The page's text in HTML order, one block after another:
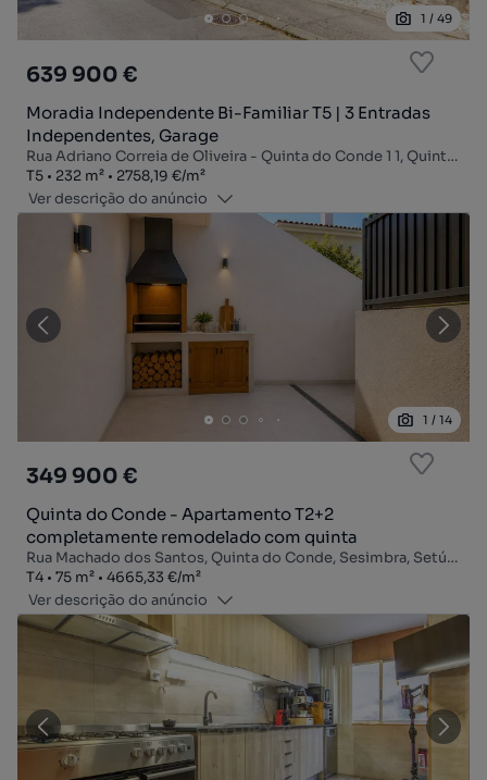
1 / 49
639 900 €
Moradia Independente Bi-Familiar T5 | 3 Entradas
Independentes, Garage
Rua Adriano Correia de Oliveira - Quinta do Conde 1 1, Quinta do Conde, Sesimbra, Setúbal
Tipologia
T5
Zona232 m²
Preço por metro quadrado
2758,19 €/m²
Ver descrição do anúncio
1 / 14
349 900 €
Quinta do Conde - Apartamento T2+2
completamente remodelado com quinta
Rua Machado dos Santos, Quinta do Conde, Sesimbra, Setúbal
Tipologia
T4
Zona75 m²
Preço por metro quadrado
4665,33 €/m²
Ver descrição do anúncio